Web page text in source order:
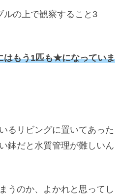
ルの上で観察すること3
もう1匹も★になっていま
るリビングに置いてあった
鉢だと水質管理が難しいん
うのか、よかれと思ってし